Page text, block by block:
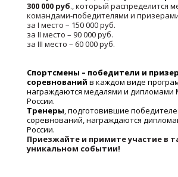
300 000 руб., который распределится
командами-победителями и
за I место – 150 000 руб.
за II место – 90 000 руб.
за III место – 60 000 руб.
Спортсмены – победители и
соревнованийв каждом виде
награждаются медалями и дипломами
России.
Тренеры, подготовившие
соревнований, награждаются
России.
Приезжайте и примите участие в
уникальном событии!